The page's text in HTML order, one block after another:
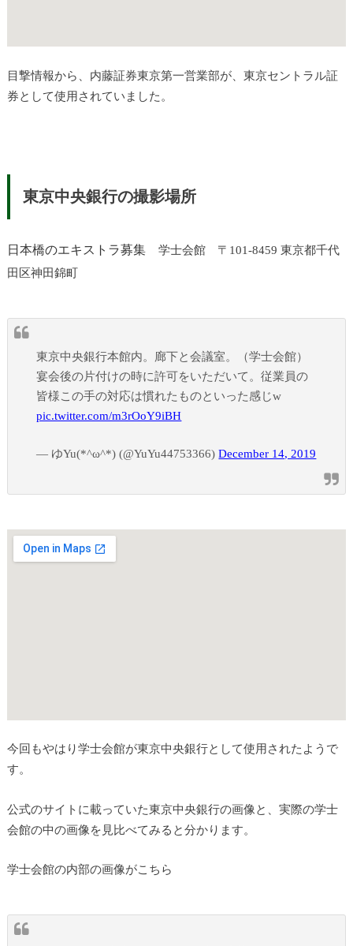
目撃情報から、内藤証券東京第一営業部が、東京セントラル証
券として使用されていました。
東京中央銀行の撮影場所
日本橋のエキストラ募集 学士会館 〒101-8459 東京都千代
田区神田錦町
東京中央銀行本館内。廊下と会議室。（学士会館）
宴会後の片付けの時に許可をいただいて。従業員の
皆様この手の対応は慣れたものといった感じw
pic.twitter.com/m3rOoY9iBH
— ゆYu(*^ω^*) (@YuYu44753366)December 14, 2019
今回もやはり学士会館が東京中央銀行として使用されたようで
す。
公式のサイトに載っていた東京中央銀行の画像と、実際の学士
会館の中の画像を見比べてみると分かります。
学士会館の内部の画像がこちら